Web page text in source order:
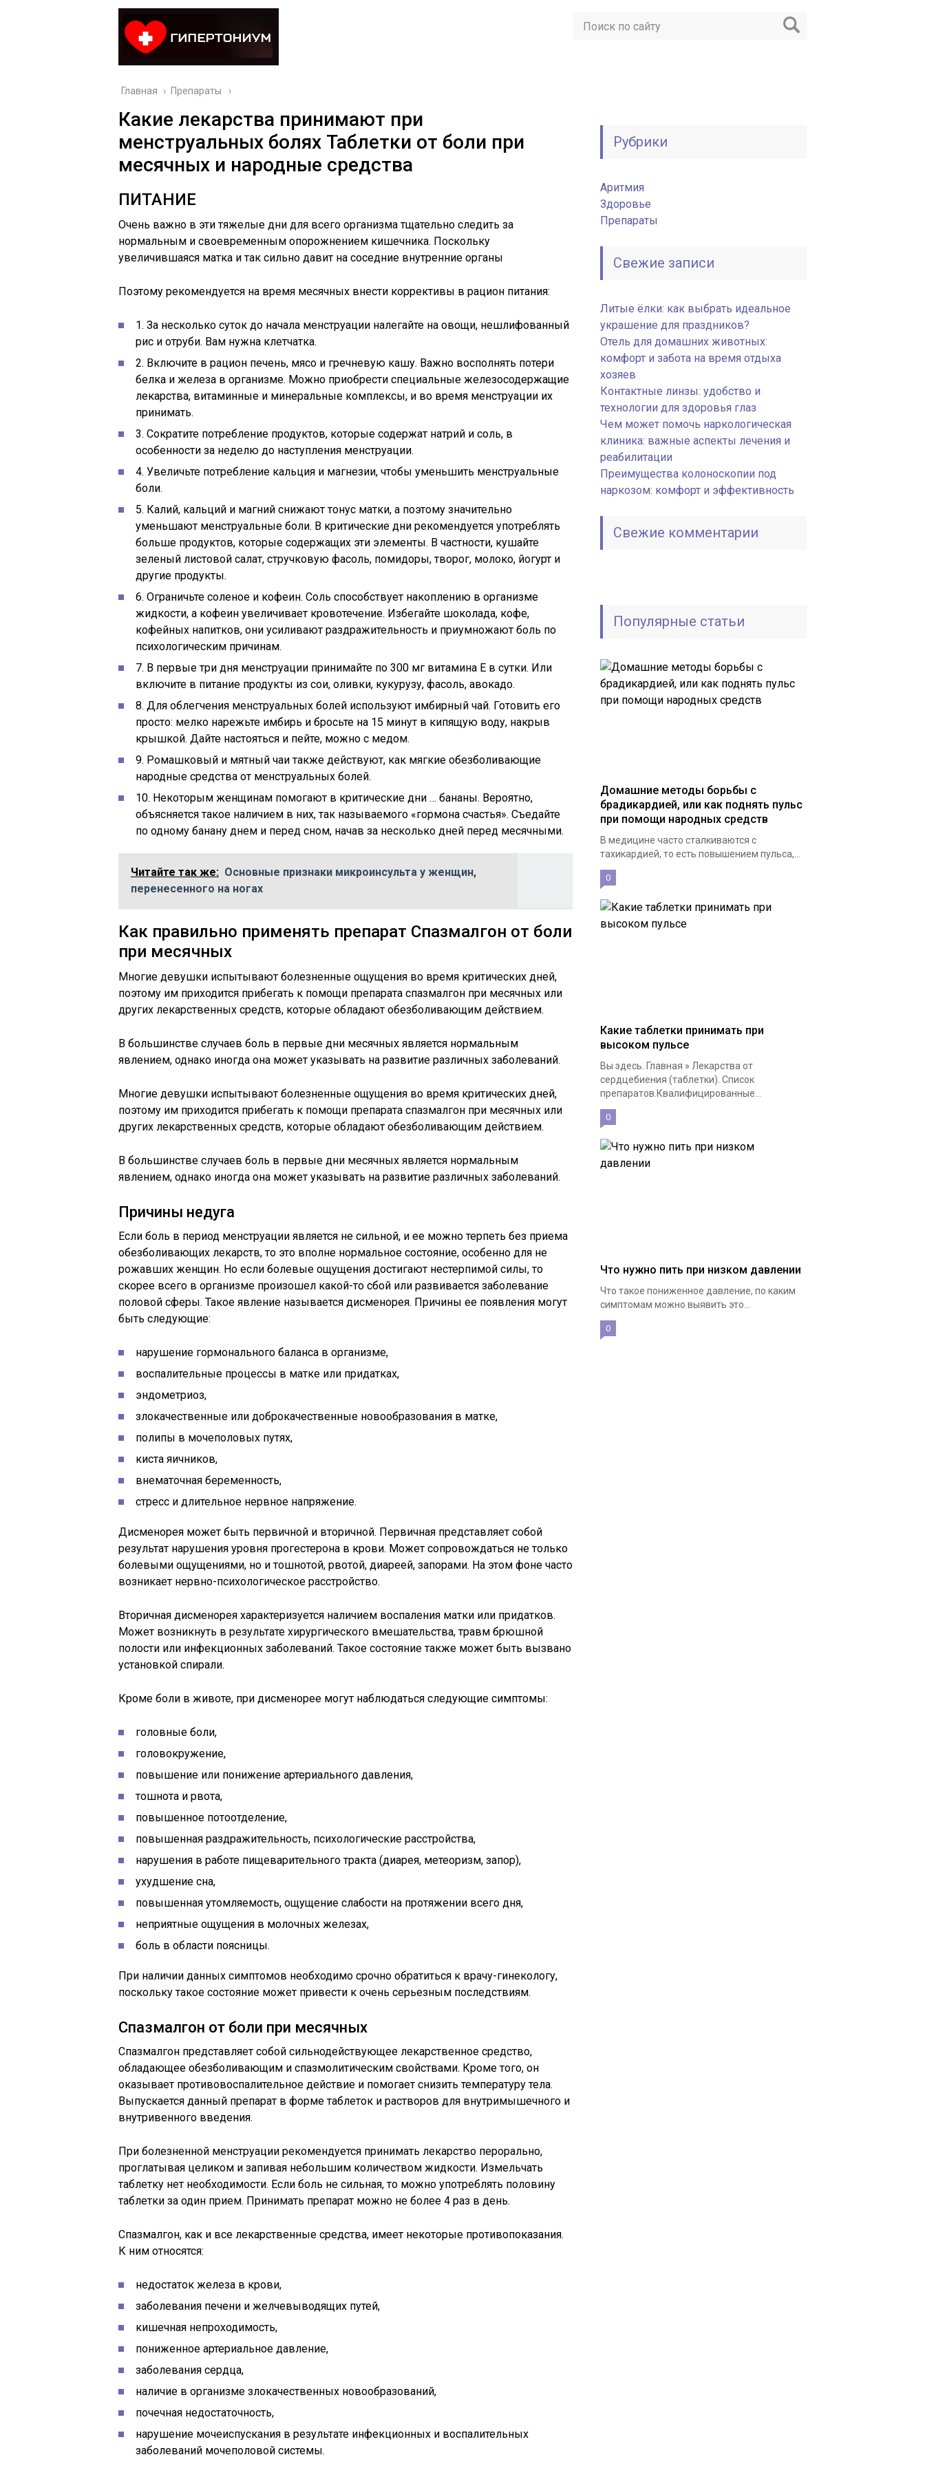
Главная › Препараты
Какие лекарства принимают при
менструальных болях Таблетки от боли при
месячных и народные средства
ПИТАНИЕ
Очень важно в эти тяжелые дни для всего организма тщательно следить за
нормальным и своевременным опорожнением кишечника. Поскольку
увеличившаяся матка и так сильно давит на соседние внутренние органы
Поэтому рекомендуется на время месячных внести коррективы в рацион питания:
1. За несколько суток до начала менструации налегайте на овощи, нешлифованный
рис и отруби. Вам нужна клетчатка.
2. Включите в рацион печень, мясо и гречневую кашу. Важно восполнять потери
белка и железа в организме. Можно приобрести специальные железосодержащие
лекарства, витаминные и минеральные комплексы, и во время менструации их
принимать.
3. Сократите потребление продуктов, которые содержат натрий и соль, в
особенности за неделю до наступления менструации.
4. Увеличьте потребление кальция и магнезии, чтобы уменьшить менструальные
боли.
5. Калий, кальций и магний снижают тонус матки, а поэтому значительно
уменьшают менструальные боли. В критические дни рекомендуется употреблять
больше продуктов, которые содержащих эти элементы. В частности, кушайте
зеленый листовой салат, стручковую фасоль, помидоры, творог, молоко, йогурт и
другие продукты.
6. Ограничьте соленое и кофеин. Соль способствует накоплению в организме
жидкости, а кофеин увеличивает кровотечение. Избегайте шоколада, кофе,
кофейных напитков, они усиливают раздражительность и приумножают боль по
психологическим причинам.
7. В первые три дня менструации принимайте по 300 мг витамина Е в сутки. Или
включите в питание продукты из сои, оливки, кукурузу, фасоль, авокадо.
8. Для облегчения менструальных болей используют имбирный чай. Готовить его
просто: мелко нарежьте имбирь и бросьте на 15 минут в кипящую воду, накрыв
крышкой. Дайте настояться и пейте, можно с медом.
9. Ромашковый и мятный чаи также действуют, как мягкие обезболивающие
народные средства от менструальных болей.
10. Некоторым женщинам помогают в критические дни … бананы. Вероятно,
объясняется такое наличием в них, так называемого «гормона счастья». Съедайте
по одному банану днем и перед сном, начав за несколько дней перед месячными.
Читайте так же: Основные признаки микроинсульта у женщин,
перенесенного на ногах
Как правильно применять препарат Спазмалгон от боли
при месячных
Многие девушки испытывают болезненные ощущения во время критических дней,
поэтому им приходится прибегать к помощи препарата спазмалгон при месячных или
других лекарственных средств, которые обладают обезболивающим действием.
В большинстве случаев боль в первые дни месячных является нормальным
явлением, однако иногда она может указывать на развитие различных заболеваний.
Многие девушки испытывают болезненные ощущения во время критических дней,
поэтому им приходится прибегать к помощи препарата спазмалгон при месячных или
других лекарственных средств, которые обладают обезболивающим действием.
В большинстве случаев боль в первые дни месячных является нормальным
явлением, однако иногда она может указывать на развитие различных заболеваний.
Причины недуга
Если боль в период менструации является не сильной, и ее можно терпеть без приема
обезболивающих лекарств, то это вполне нормальное состояние, особенно для не
рожавших женщин. Но если болевые ощущения достигают нестерпимой силы, то
скорее всего в организме произошел какой-то сбой или развивается заболевание
половой сферы. Такое явление называется дисменорея. Причины ее появления могут
быть следующие:
нарушение гормонального баланса в организме,
воспалительные процессы в матке или придатках,
эндометриоз,
злокачественные или доброкачественные новообразования в матке,
полипы в мочеполовых путях,
киста яичников,
внематочная беременность,
стресс и длительное нервное напряжение.
Дисменорея может быть первичной и вторичной. Первичная представляет собой
результат нарушения уровня прогестерона в крови. Может сопровождаться не только
болевыми ощущениями, но и тошнотой, рвотой, диареей, запорами. На этом фоне часто
возникает нервно-психологическое расстройство.
Вторичная дисменорея характеризуется наличием воспаления матки или придатков.
Может возникнуть в результате хирургического вмешательства, травм брюшной
полости или инфекционных заболеваний. Такое состояние также может быть вызвано
установкой спирали.
Кроме боли в животе, при дисменорее могут наблюдаться следующие симптомы:
головные боли,
головокружение,
повышение или понижение артериального давления,
тошнота и рвота,
повышенное потоотделение,
повышенная раздражительность, психологические расстройства,
нарушения в работе пищеварительного тракта (диарея, метеоризм, запор),
ухудшение сна,
повышенная утомляемость, ощущение слабости на протяжении всего дня,
неприятные ощущения в молочных железах,
боль в области поясницы.
При наличии данных симптомов необходимо срочно обратиться к врачу-гинекологу,
поскольку такое состояние может привести к очень серьезным последствиям.
Спазмалгон от боли при месячных
Спазмалгон представляет собой сильнодействующее лекарственное средство,
обладающее обезболивающим и спазмолитическим свойствами. Кроме того, он
оказывает противовоспалительное действие и помогает снизить температуру тела.
Выпускается данный препарат в форме таблеток и растворов для внутримышечного и
внутривенного введения.
При болезненной менструации рекомендуется принимать лекарство перорально,
проглатывая целиком и запивая небольшим количеством жидкости. Измельчать
таблетку нет необходимости. Если боль не сильная, то можно употреблять половину
таблетки за один прием. Принимать препарат можно не более 4 раз в день.
Спазмалгон, как и все лекарственные средства, имеет некоторые противопоказания.
К ним относятся:
недостаток железа в крови,
заболевания печени и желчевыводящих путей,
кишечная непроходимость,
пониженное артериальное давление,
заболевания сердца,
наличие в организме злокачественных новообразований,
почечная недостаточность,
нарушение мочеиспускания в результате инфекционных и воспалительных
заболеваний мочеполовой системы.
Рубрики
Аритмия
Здоровье
Препараты
Свежие записи
Литые ёлки: как выбрать идеальное
украшение для праздников?
Отель для домашних животных:
комфорт и забота на время отдыха
хозяев
Контактные линзы: удобство и
технологии для здоровья глаз
Чем может помочь наркологическая
клиника: важные аспекты лечения и
реабилитации
Преимущества колоноскопии под
наркозом: комфорт и эффективность
Свежие комментарии
Популярные статьи
Домашние методы борьбы с
брадикардией, или как поднять пульс
при помощи народных средств
В медицине часто сталкиваются с
тахикардией, то есть повышением пульса,...
0
Какие таблетки принимать при
высоком пульсе
Вы здесь. Главная » Лекарства от
сердцебиения (таблетки). Список
препаратов.Квалифицированные...
0
Что нужно пить при низком давлении
Что такое пониженное давление, по каким
симптомам можно выявить это...
0